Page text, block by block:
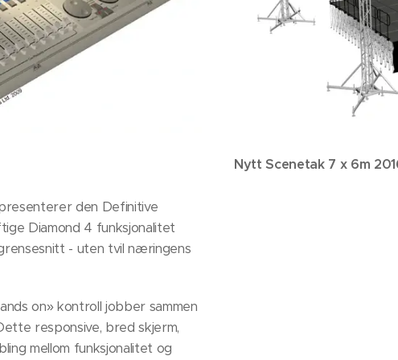
den Definitive
Diamond 4 funksjonalitet
- uten tvil næringens
on» kontroll jobber sammen
responsive, bred skjerm,
mellom funksjonalitet og
Nytt Scenetak 7 x 6m